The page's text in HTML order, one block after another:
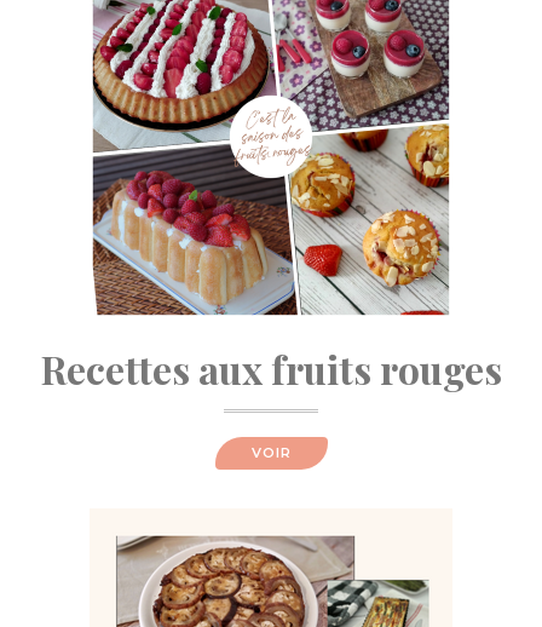
Recettes aux fruits rouges
VOIR